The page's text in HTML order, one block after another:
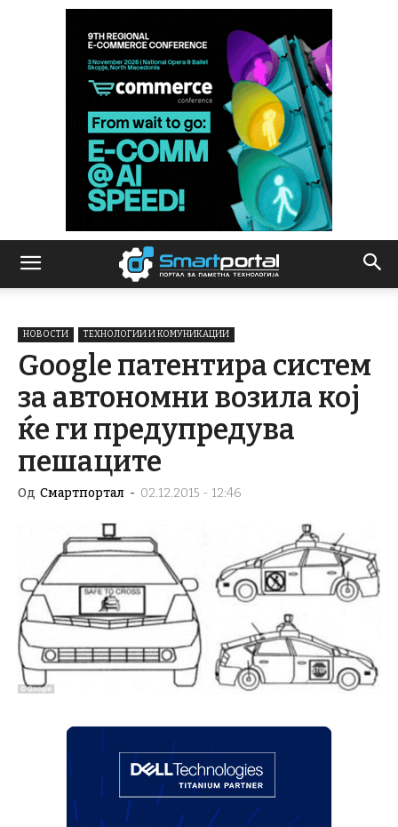
НОВОСТИ ТЕХНОЛОГИИ И КОМУНИКАЦИИ
Google патентира систем
за автономни возила кој
ќе ги предупредува
пешаците
Од Смартпортал - 02.12.2015 - 12:46